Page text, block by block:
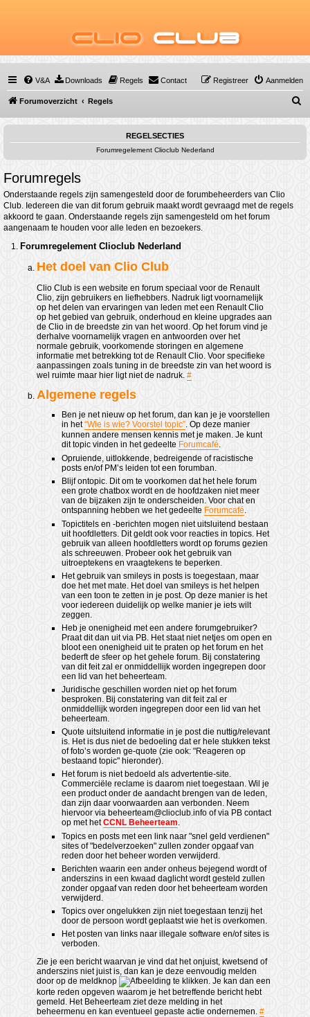
Clio Club
V&A Downloads Regels Contact Aanmelden
Registreer
Forumoverzicht Regels
o
REGELSECTIES
Forumregelement Clioclub Nederland
Forumregels
Onderstaande regels zijn samengesteld door de forumbeheerders van Clio
Club. Iedereen die van dit forum gebruik maakt wordt gevraagd met de regels
akkoord te gaan. Onderstaande regels zijn samengesteld om het forum
aangenaam te houden voor alle leden en bezoekers.
Forumregelement Clioclub Nederland
Het doel van Clio Club
Clio Club is een website en forum speciaal voor de Renault
Clio, zijn gebruikers en liefhebbers. Nadruk ligt voornamelijk
op het delen van ervaringen van leden met een Renault Clio
op het gebied van gebruik, onderhoud en kleine upgrades aan
de Clio in de breedste zin van het woord. Op het forum vind je
derhalve voornamelijk vragen en antwoorden over het
normale gebruik, voorkomende storingen en algemene
informatie met betrekking tot de Renault Clio. Voor specifieke
aanpassingen zoals tuning in de breedste zin van het woord is
wel ruimte maar hier ligt niet de nadruk. #
Algemene regels
Ben je net nieuw op het forum, dan kan je je voorstellen
in het“Wie is wie? Voorstel topic” . Op deze manier
kunnen andere mensen kennis met je maken. Je kunt
dit topic vinden in het gedeelte Forumcafé
Opruiende, uitlokkende, bedreigende of racistische
posts en/of PM’s leiden tot een forumban.
Blijf ontopic. Dit om te voorkomen dat het hele forum
een grote chatbox wordt en de hoofdzaken niet meer
van de bijzaken zijn te onderscheiden. Voor chat en
ontspanning hebben we het gedeelte Forumcafé
Topictitels en -berichten mogen niet uitsluitend bestaan
uit hoofdletters. Dit geldt ook voor reacties in topics. Het
gebruik van alleen hoofdletters wordt op forums gezien
als schreeuwen. Probeer ook het gebruik van
uitroeptekens en vraagtekens te beperken.
Het gebruik van smileys in posts is toegestaan, maar
doe het met mate. Het doel van smileys is het helpen
van een toon te zetten in je post. Op deze manier is het
voor iedereen duidelijk op welke manier je iets wilt
zeggen.
Heb je onenigheid met een andere forumgebruiker?
Praat dit dan uit via PB. Het staat niet netjes om open en
bloot een onenigheid uit te praten op het forum en het
bederft de sfeer op het gehele forum. Bij constatering
van dit feit zal er onmiddellijk worden ingegrepen door
een lid van het beheerteam.
Juridische geschillen worden niet op het forum
besproken. Bij constatering van dit feit zal er
onmiddellijk worden ingegrepen door een lid van het
beheerteam.
Quote uitsluitend informatie in je post die nuttig/relevant
is. Het is dus niet de bedoeling dat er hele stukken tekst
of foto’s worden ge-quote (zie ook: "Reageren op
bestaand topic" hieronder).
Het forum is niet bedoeld als advertentie-site.
Commerciële reclame is daarom niet toegestaan. Wil je
een product onder de aandacht brengen van de leden,
dan zijn daar voorwaarden aan verbonden. Neem
hiervoor via beheerteam@clioclub.info of via PB contact
op met hetCCNL Beheerteam
Topics en posts met een link naar "snel geld verdienen"
sites of "bedelverzoeken" zullen zonder opgaaf van
reden door het beheer worden verwijderd.
Berichten waarin een ander onheus bejegend wordt of
anderszins in een kwaad daglicht wordt gesteld zullen
zonder opgaaf van reden door het beheerteam worden
verwijderd.
Topics over ongelukken zijn niet toegestaan tenzij het
door de persoon wordt geplaatst wie het is overkomen.
Het posten van links naar illegale software en/of sites is
verboden.
Zie je een bericht waarvan je vind dat het onjuist, kwetsend of
anderszins niet juist is, dan kan je deze eenvoudig melden
door op de meldknop
te klikken. Je kan dan een
korte reden opgeven waarom je het betreffende bericht hebt
gemeld. Het Beheerteam ziet deze melding in het
beheermenu en kan eventueel gepaste actie ondernemen. #